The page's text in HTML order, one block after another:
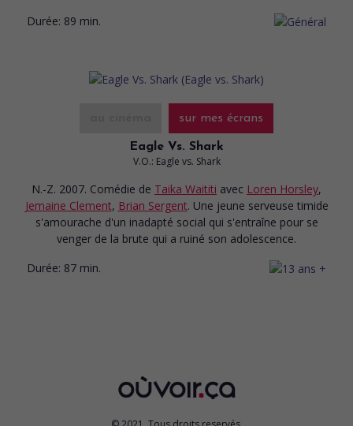
Durée: 89 min.
sur mes écrans
Eagle Vs. Shark
V.O.: Eagle vs. Shark
N.-Z. 2007. Comédie de Taika Waititi avec Loren Horsley,
Jemaine Clement, Brian Sergent. Une jeune serveuse timide
s'amourache d'un inadapté social qui s'entraîne pour se
venger de la brute qui a ruiné son adolescence.
Durée: 87 min.